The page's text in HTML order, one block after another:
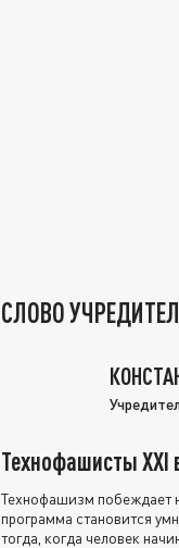
СЛОВО
Технофашисты XXI
Технофашизм побеждает
программа становится
тогда, когда человек